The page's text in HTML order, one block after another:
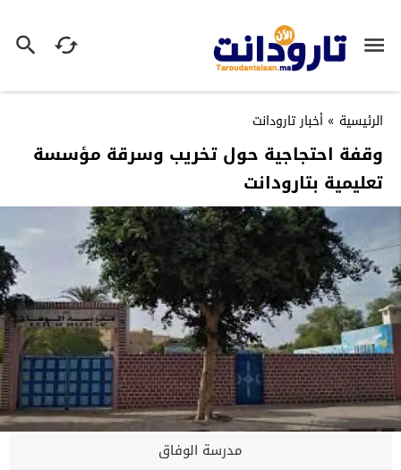
الرئيسية » أخبار تارودانت
وقفة احتجاجية حول تخريب وسرقة مؤسسة
تعليمية بتارودانت
مدرسة الوفاق